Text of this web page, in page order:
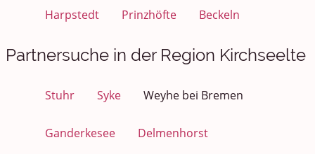
Harpstedt Prinzhöfte Beckeln
Partnersuche in der Region Kirchseelte
Stuhr Syke Weyhe bei Bremen
Ganderkesee Delmenhorst